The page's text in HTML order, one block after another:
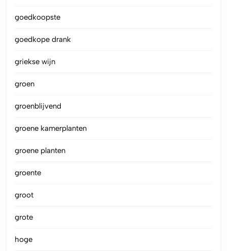
goedkoopste
goedkope drank
griekse wijn
groen
groenblijvend
groene kamerplanten
groene planten
groente
groot
grote
hoge